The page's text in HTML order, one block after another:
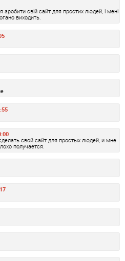
свій сайт для простих людей, і мені
виходить.
свой сайт для простых людей, и мне
получается.